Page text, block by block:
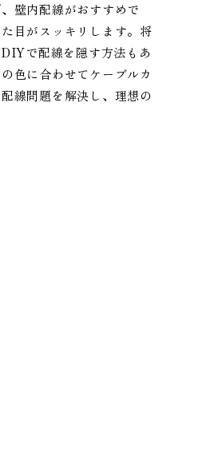
壁内配線がおすすめで
目がスッキリします。将
で配線を隠す方法もあ
色に合わせてケーブルカ
線問題を解決し、理想の